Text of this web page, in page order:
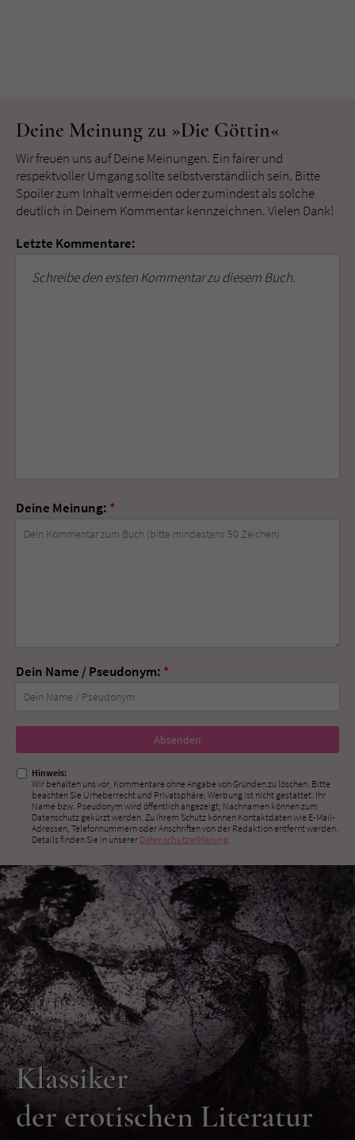
Deine Meinung zu »Die Göttin«
Wir freuen uns auf Deine Meinungen. Ein fairer und
respektvoller Umgang sollte selbstverständlich sein. Bitte
Spoiler zum Inhalt vermeiden oder zumindest als solche
deutlich in Deinem Kommentar kennzeichnen. Vielen Dank!
Letzte Kommentare:
Schreibe den ersten Kommentar zu diesem Buch.
Deine Meinung: *
Dein Name / Pseudonym: *
Nicht
ausfüllen!
Hinweis:
Wir behalten uns vor, Kommentare ohne Angabe von Gründen zu löschen. Bitte
beachten Sie Urheberrecht und Privatsphäre; Werbung ist nicht gestattet. Ihr
Name bzw. Pseudonym wird öffentlich angezeigt; Nachnamen können zum
Datenschutz gekürzt werden. Zu Ihrem Schutz können Kontaktdaten wie E-Mail-
Adressen, Telefonnummern oder Anschriften von der Redaktion entfernt werden.
Details finden Sie in unserer Datenschutzerklärung
Klassiker
der erotischen Literatur